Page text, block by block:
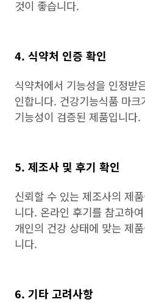
것이 좋습니다.
4. 식약처 인증 확인
식약처에서 기능성을 인정받
인합니다. 건강기능식품 마
기능성이 검증된 제품입니다.
5. 제조사 및 후기 확인
신뢰할 수 있는 제조사의 제
니다. 온라인 후기를 참고하
개인의 건강 상태에 맞는 제
니다.
6. 기타 고려사항